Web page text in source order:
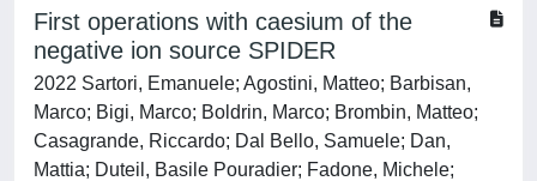
First operations with caesium of the
negative ion source SPIDER
2022 Sartori, Emanuele; Agostini, Matteo; Barbisan,
Marco; Bigi, Marco; Boldrin, Marco; Brombin, Matteo;
Casagrande, Riccardo; Dal Bello, Samuele; Dan,
Mattia; Duteil, Basile Pouradier; Fadone, Michele;